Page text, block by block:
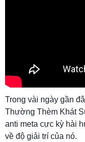
Trong vài ngày gần
Thường Thèm Khát
anti meta cực kỳ hài
về độ giải trí của nó.